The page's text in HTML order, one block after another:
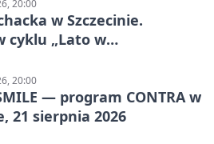
20:00
w Szczecinie.
cyklu „Lato w
20:00
— program CONTRA w
21 sierpnia 2026